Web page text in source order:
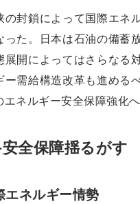
封鎖によって国際エネ
った。日本は石油の備蓄
展開によってはさらなる
ー需給構造改革も進める
ネルギー安全保障強化
全保障揺るがす
エネルギー情勢